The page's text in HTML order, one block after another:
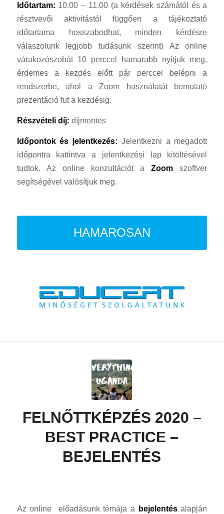
Időtartam: 10.00 – 11.00 (a kérdések számától és a
résztvevői aktivitástól függően a tájékoztató
időtartama hosszabodhat, minden kérdésre
válaszolunk legjobb tudásunk szerint) Az online
várakozószobát 10 perccel hamarabb nyitjuk meg,
érdemes a kezdés előtt pár perccel belépni a
rendszerbe, ahol a Zoom használatát bemutató
prezentáció fut a kezdésig.
Részvételi díj: díjmentes
Időpontok és jelentkezés: Jelentkezni a megadott
időpontra kattintva a jelentkezési lap kitöltésével
tudtok. Az online konzultációt a Zoom szoftver
segítségével valósítjuk meg.
HAMAROSAN
FELNŐTTKÉPZÉS 2020 –
BEST PRACTICE –
BEJELENTÉS
Az online előadásunk témája a bejelentésalapján